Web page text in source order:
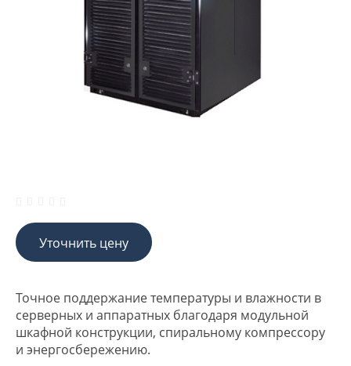
Уточнить цену
Точное поддержание температуры и влажности в
серверных и аппаратных благодаря модульной
шкафной конструкции, спиральному компрессору
и энергосбережению.